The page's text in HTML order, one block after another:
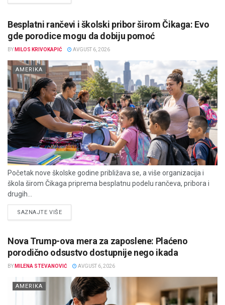
Besplatni rančevi i školski pribor širom Čikaga: Evo
gde porodice mogu da dobiju pomoć
BY MILOS KRIVOKAPIĆ AVGUST 6, 2026
AMERIKA
Početak nove školske godine približava se, a više organizacija i
škola širom Čikaga priprema besplatnu podelu rančeva, pribora i
drugih...
SAZNAJTE VIŠEDETAILS
Nova Trump-ova mera za zaposlene: Plaćeno
porodično odsustvo dostupnije nego ikada
BY MILENA STEVANOVIĆ AVGUST 6, 2026
AMERIKA